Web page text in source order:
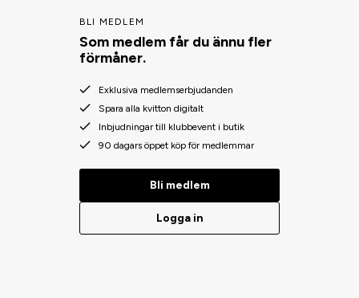
BLI MEDLEM
Som medlem får du ännu fler
förmåner.
Exklusiva medlemserbjudanden
Spara alla kvitton digitalt
Inbjudningar till klubbevent i butik
90 dagars öppet köp för medlemmar
Bli medlem
Logga in